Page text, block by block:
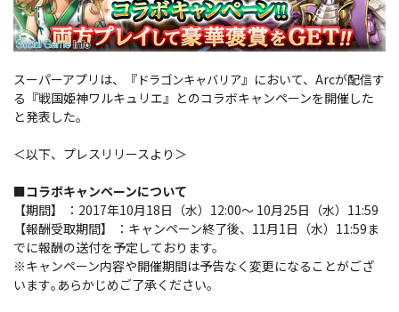
スーパーアプリは、『 ドラゴンキャバリア』において、Arcが配信す
る『戦国姫神ワルキュリエ』とのコラボキャンペーンを開催した
と発表した。
＜以下、プレスリリースより＞
■コラボキャンペーンについて
【期間】 ：2017年10月18日（水）12:00～ 10月25日（水）11:59
【報酬受取期間】 ：キャンペーン終了後、11月1日（水）11:59ま
でに報酬の送付を予定しております。
※キャンペーン内容や開催期間は予告なく変更になることがござ
います｡あらかじめご了承ください｡